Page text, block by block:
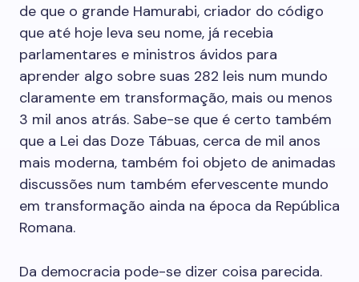
de que o grande Hamurabi, criador do código
que até hoje leva seu nome, já recebia
parlamentares e ministros ávidos para
aprender algo sobre suas 282 leis num mundo
claramente em transformação, mais ou menos
3 mil anos atrás. Sabe-se que é certo também
que a Lei das Doze Tábuas, cerca de mil anos
mais moderna, também foi objeto de animadas
discussões num também efervescente mundo
em transformação ainda na época da República
Romana.
Da democracia pode-se dizer coisa parecida.